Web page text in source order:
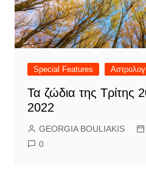
Special Features
Τα ζώδια της Τρίτης
2022
GEORGIA BOULIAKIS
0